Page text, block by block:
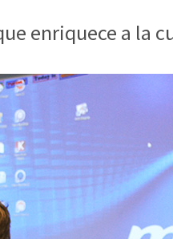
enriquece a la